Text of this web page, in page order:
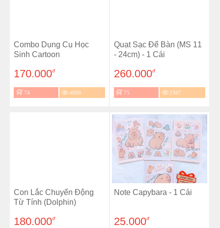
Combo Dụng Cụ Học
Sinh Cartoon
170.000đ
74 4890
Quạt Sạc Để Bàn (MS 11
- 24cm) - 1 Cái
260.000đ
75 2367
Con Lắc Chuyển Động
Từ Tính (Dolphin)
180.000đ
Note Capybara - 1 Cái
25.000đ